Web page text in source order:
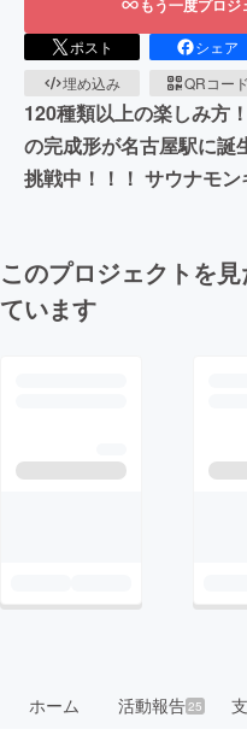
もう一度プロ
ポスト シェア
埋め込み
QRコード
120種類以上の楽しみ方
の完成形が名古屋駅に誕
挑戦中！！！ サウナモ
このプロジェクトを
ています
ホーム 活動報告25